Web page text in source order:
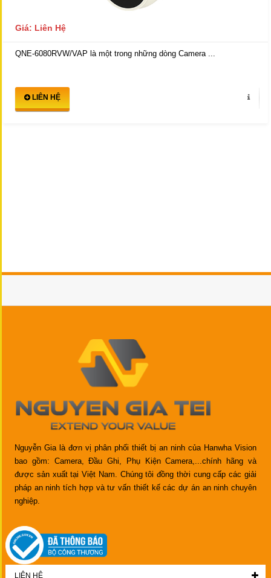
Giá: Liên Hệ
QNE-6080RVW/VAP là một trong những dòng Camera ...
LIÊN HỆ
Nguyễn Gia là đơn vị phân phối thiết bị an ninh của Hanwha Vision
bao gồm: Camera, Đầu Ghi, Phụ Kiện Camera,...chính hãng và
được sản xuất tại Việt Nam. Chúng tôi đồng thời cung cấp các giải
pháp an ninh tích hợp và tư vấn thiết kế các dự án an ninh chuyên
nghiệp.
LIÊN HỆ